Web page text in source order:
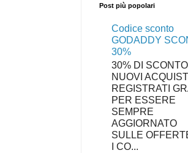
Post più popolari
Codice sconto
GODADDY
30%
30% DI SCONTO
NUOVI
REGISTRATI
PER ESSERE
SEMPRE
AGGIORNATO
SULLE
I CO...